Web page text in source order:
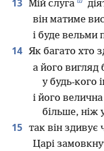
13 Мій слуга
він матиме
і буде вельми
14 Як багато хто
а його вигляд
у будь-кого
і його
більше, ніж
15 так він здивує
Царі